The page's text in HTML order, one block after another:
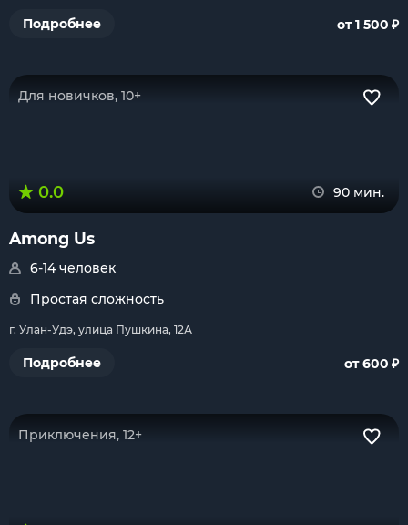
Подробнее от 1 500 ₽
Для новичков, 10+
0.0 90 мин.
Among Us
6-14 человек
Простая сложность
г. Улан-Удэ, улица Пушкина, 12А
Подробнее от 600 ₽
Приключения, 12+